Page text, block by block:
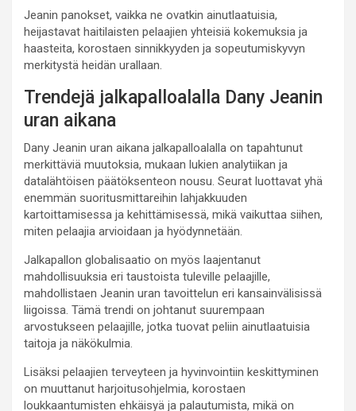
Jeanin panokset, vaikka ne ovatkin ainutlaatuisia,
heijastavat haitilaisten pelaajien yhteisiä kokemuksia ja
haasteita, korostaen sinnikkyyden ja sopeutumiskyvyn
merkitystä heidän urallaan.
Trendejä jalkapalloalalla Dany Jeanin
uran aikana
Dany Jeanin uran aikana jalkapalloalalla on tapahtunut
merkittäviä muutoksia, mukaan lukien analytiikan ja
datalähtöisen päätöksenteon nousu. Seurat luottavat yhä
enemmän suoritusmittareihin lahjakkuuden
kartoittamisessa ja kehittämisessä, mikä vaikuttaa siihen,
miten pelaajia arvioidaan ja hyödynnetään.
Jalkapallon globalisaatio on myös laajentanut
mahdollisuuksia eri taustoista tuleville pelaajille,
mahdollistaen Jeanin uran tavoittelun eri kansainvälisissä
liigoissa. Tämä trendi on johtanut suurempaan
arvostukseen pelaajille, jotka tuovat peliin ainutlaatuisia
taitoja ja näkökulmia.
Lisäksi pelaajien terveyteen ja hyvinvointiin keskittyminen
on muuttanut harjoitusohjelmia, korostaen
loukkaantumisten ehkäisyä ja palautumista, mikä on